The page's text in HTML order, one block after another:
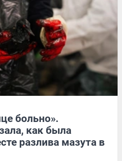
больно».
как была
разлива мазута в